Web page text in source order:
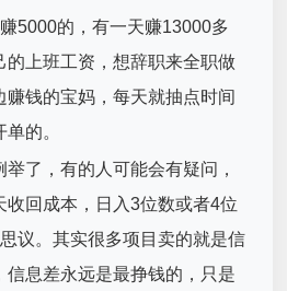
5000的，有一天赚13000多
的上班工资，想辞职来全职做
赚钱的宝妈，每天就抽点时间
的。
了，有的人可能会有疑问，
收回成本，日入3位数或者4位
议。其实很多项目卖的就是信
信息差永远是最挣钱的，只是